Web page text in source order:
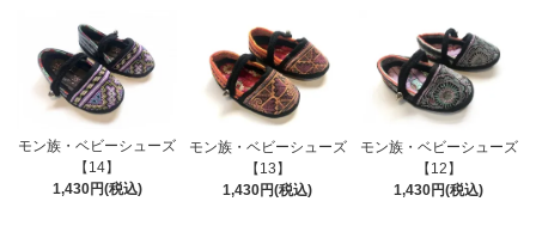
モン族・ベビーシューズ
【14】
1,430円(税込)
モン族・ベビーシューズ
【13】
1,430円(税込)
モン族・ベビーシューズ
【12】
1,430円(税込)